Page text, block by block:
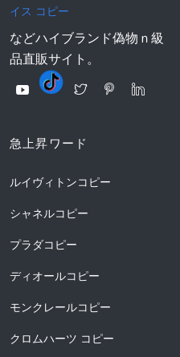
イス コピー
などハイブランド偽物ｎ級
品直販サイト。
急上昇ワード
ルイヴィトンコピー
シャネルコピー
プラダコピー
ディオールコピー
モンクレールコピー
クロムハーツ コピー